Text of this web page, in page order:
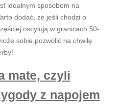
idealnym sposobem na
dodać, że jeśli chodzi o
oscylują w granicach 50-
sobie pozwolić na chwilę
mate, czyli
z napojem